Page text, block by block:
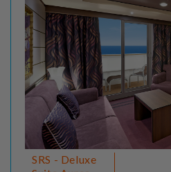
SRS - Deluxe